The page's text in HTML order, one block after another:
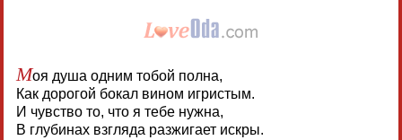
Моя душа одним тобой полна,
Как дорогой бокал вином игристым.
И чувство то, что я тебе нужна,
В глубинах взгляда разжигает искры.